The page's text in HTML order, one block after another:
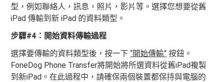
型，例如聯絡人，訊息，照片，影片等。選擇您想要從舊
iPad 傳輸到新 iPad 的資料類型。
步驟#4：開始資料傳輸過程
選擇要傳輸的資料類型後，按一下“開始傳輸” 按鈕。
FoneDog Phone Transfer將開始將所選資料從舊iPad複製
到新iPad。在此過程中，請確保兩個裝置都保持與電腦的